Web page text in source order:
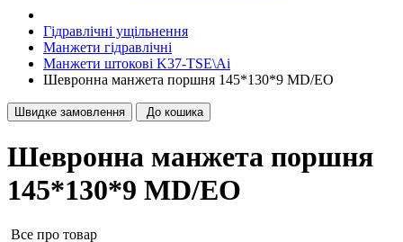
Гідравлічні ущільнення
Манжети гідравлічні
Манжети штокові K37-TSE\Ai
Шевронна манжета поршня 145*130*9 MD/EO
Швидке замовлення До кошика
Шевронна манжета поршня
145*130*9 MD/EO
Все про товар